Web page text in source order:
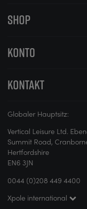
SHOP
KONTO
KONTAKT
Globaler Hauptsitz:
Vertical Leisure Ltd.
Summit Road,
Hertfordshire
EN6 3JN
0044 (0)208 449 4400
Xpole international